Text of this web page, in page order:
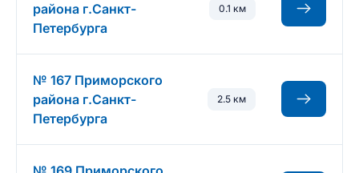
района г.Санкт-
Петербурга
0.1 км
№ 167 Приморского
района г.Санкт-
Петербурга
2.5 км